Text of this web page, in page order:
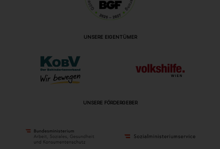
UNSERE EIGENTÜMER
UNSERE FÖRDERGEBER